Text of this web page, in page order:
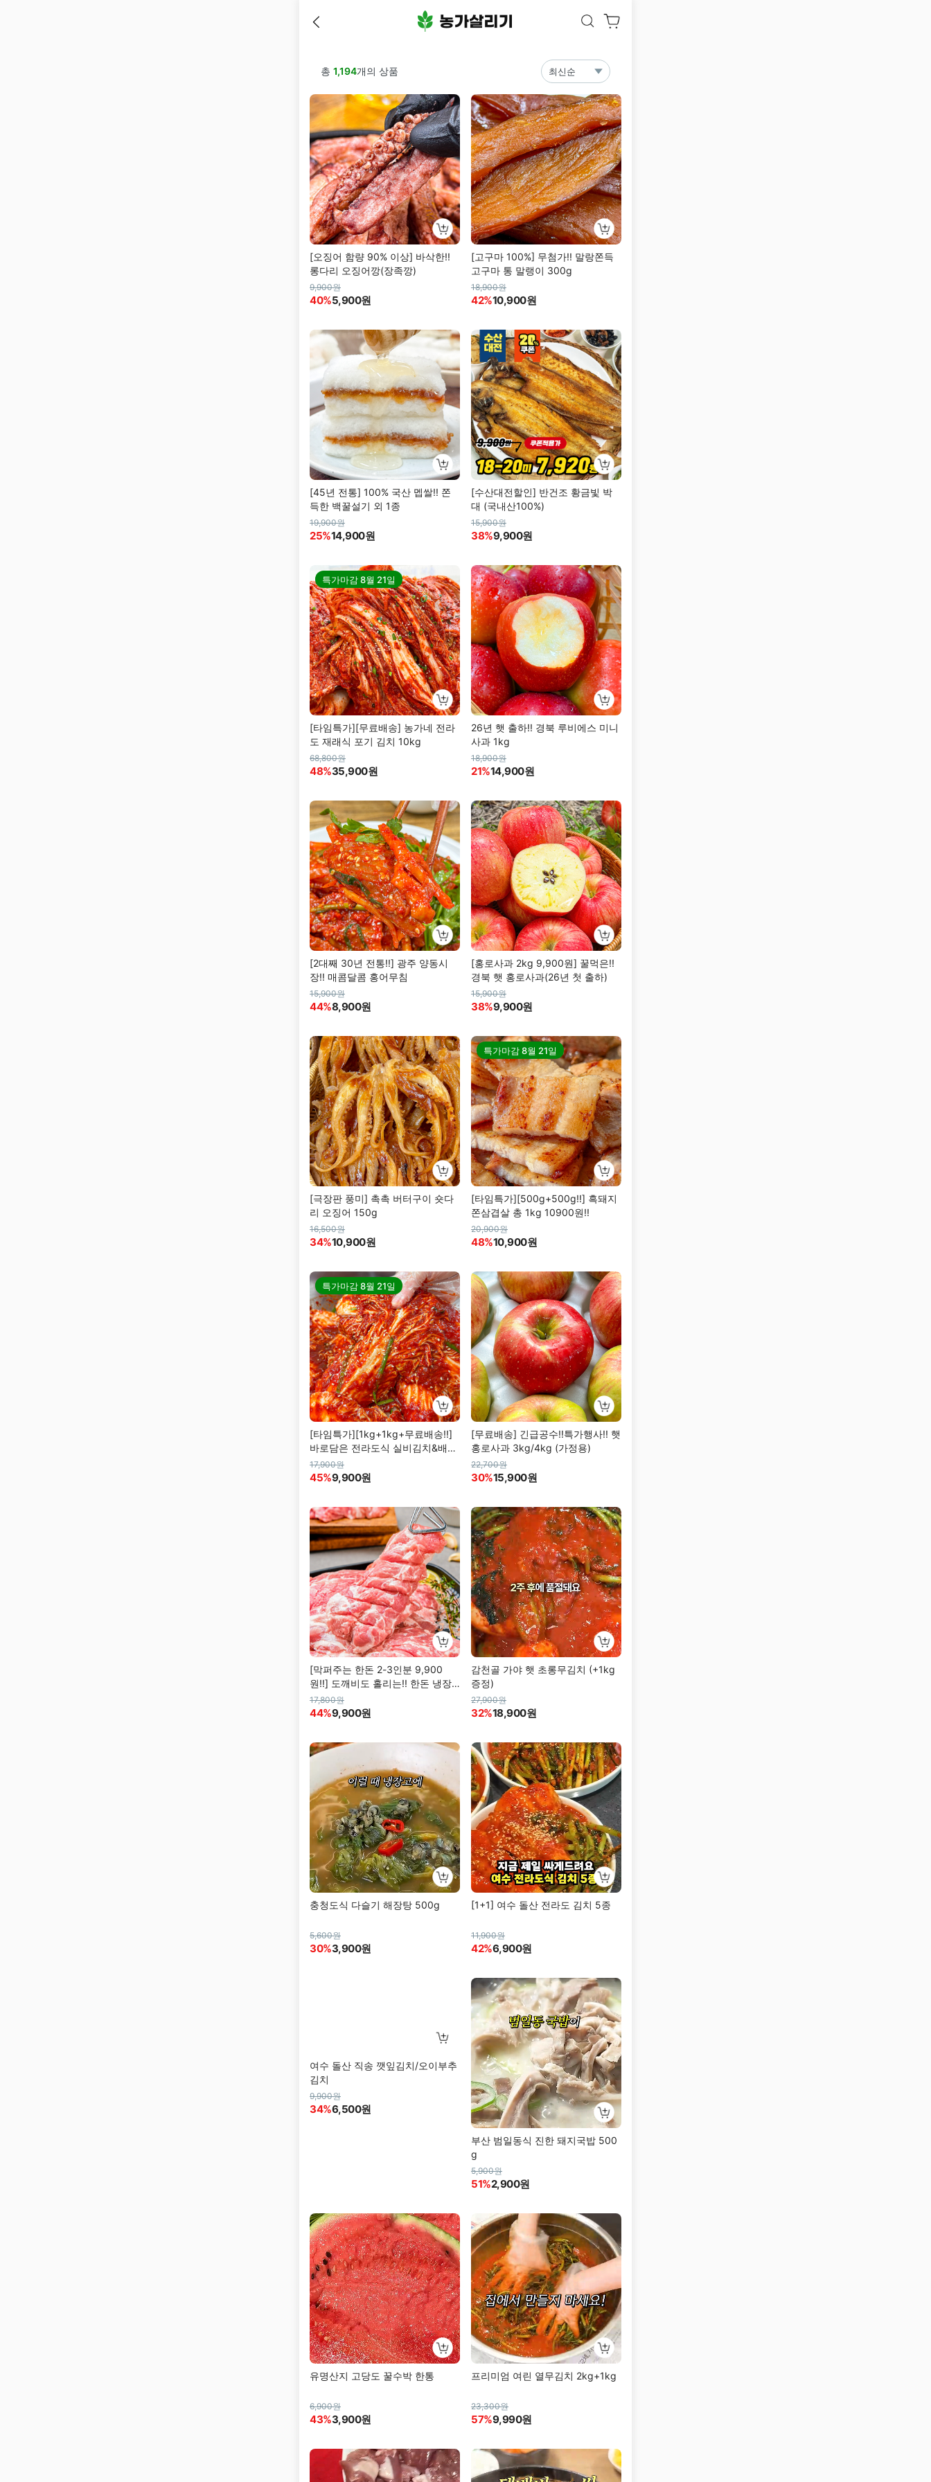
총 1,194개의 상품 최신순
[오징어 함량 90% 이상] 바삭한!!
롱다리 오징어깡(장족깡)
9,900원
40%5,900원
[고구마 100%] 무첨가!! 말랑쫀득
고구마 통 말랭이 300g
18,900원
42%10,900원
[45년 전통] 100% 국산 멥쌀!! 쫀
득한 백꿀설기 외 1종
19,900원
25%14,900원
[수산대전할인] 반건조 황금빛 박
대 (국내산100%)
15,900원
38%9,900원
특가마감8월 21일
[타임특가][무료배송] 농가네 전라
도 재래식 포기 김치 10kg
68,800원
48%35,900원
26년 햇 출하!! 경북 루비에스 미니
사과 1kg
18,900원
21%14,900원
[2대째 30년 전통!!] 광주 양동시
장!! 매콤달콤 홍어무침
15,900원
44%8,900원
[홍로사과 2kg 9,900원] 꿀먹은!!
경북 햇 홍로사과(26년 첫 출하)
15,900원
38%9,900원
[극장판 풍미] 촉촉 버터구이 숏다
리 오징어 150g
16,500원
34%10,900원
특가마감8월 21일
[타임특가][500g+500g!!] 흑돼지
쫀삼겹살 총 1kg 10900원!!
20,900원
48%10,900원
특가마감8월 21일
[타임특가][1kg+1kg+무료배송!!]
바로담은 전라도식 실비김치&배추
겉절이
17,900원
45%9,900원
[무료배송] 긴급공수!!특가행사!! 햇
홍로사과 3kg/4kg (가정용)
22,700원
30%15,900원
[막퍼주는 한돈 2-3인분 9,900
원!!] 도깨비도 홀리는!! 한돈 냉장
도깨비살
17,800원
44%9,900원
감천골 가야 햇 초롱무김치 (+1kg
증정)
27,900원
32%18,900원
충청도식 다슬기 해장탕 500g
5,600원
30%3,900원
[1+1] 여수 돌산 전라도 김치 5종
11,900원
42%6,900원
여수 돌산 직송 깻잎김치/오이부추
김치
9,900원
34%6,500원
부산 범일동식 진한 돼지국밥 500
g
5,900원
51%2,900원
유명산지 고당도 꿀수박 한통
6,900원
43%3,900원
프리미엄 여린 열무김치 2kg+1kg
23,300원
57%9,990원